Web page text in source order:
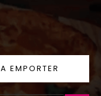
A EMPORTER